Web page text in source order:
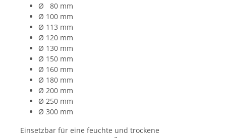
Ø 80 mm
Ø 100 mm
Ø 113 mm
Ø 120 mm
Ø 130 mm
Ø 150 mm
Ø 160 mm
Ø 180 mm
Ø 200 mm
Ø 250 mm
Ø 300 mm
Einsetzbar für eine feuchte und trockene